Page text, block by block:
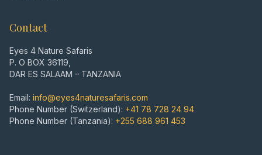
Contact
Eyes 4 Nature Safaris
P. O BOX 36119,
DAR ES SALAAM – TANZANIA
Email: info@eyes4naturesafaris.com
Phone Number (Switzerland): +41 78 728 24 94
Phone Number (Tanzania): +255 688 961 453